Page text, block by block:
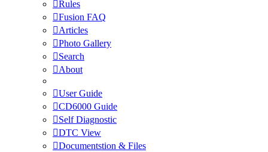
Rules
Fusion FAQ
Articles
Photo Gallery
Search
About
User Guide
CD6000 Guide
Self Diagnostic
DTC View
Documentstion & Files